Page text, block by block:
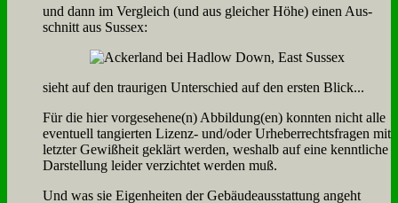
und dann im Ver­gleich (und aus glei­cher Hö­he) ei­nen Aus­
schnitt aus Sus­sex:
sieht auf den trau­ri­gen Un­ter­schied auf den er­sten Blick...
Für die hier vorgesehene(n) Abbildung(en) konn­ten nicht al­le
even­tu­ell tan­gier­ten Li­zenz- und/oder Ur­he­ber­rechts­fra­gen mit
letz­ter Ge­wiß­heit ge­klärt wer­den, wes­halb auf ei­ne kennt­li­che
Dar­stel­lung lei­der ver­zich­tet wer­den muß.
Und was sie Ei­gen­hei­ten der Ge­bäu­de­aus­stat­tung an­geht